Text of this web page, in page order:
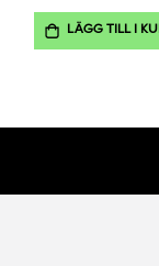
LÄGG TILL I